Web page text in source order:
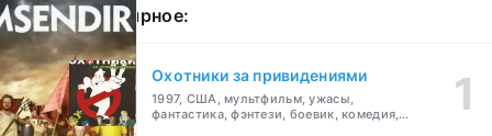
Популярное:
Охотники за привидениями
1997, США, мультфильм, ужасы,
фантастика, фэнтези, боевик, комедия,